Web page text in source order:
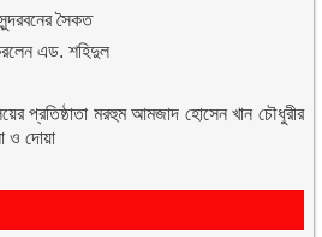
সৈকত
এড. শহিদুল
প্রতিষ্ঠাতা মরহুম আমজাদ হোসেন খান চৌধুরীর
ও দোয়া